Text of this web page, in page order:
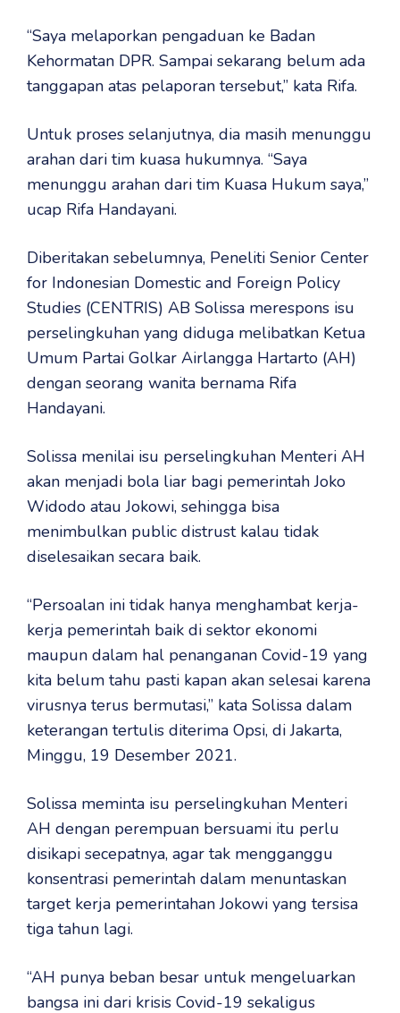
“Saya melaporkan pengaduan ke Badan
Kehormatan DPR. Sampai sekarang belum ada
tanggapan atas pelaporan tersebut,” kata Rifa.
Untuk proses selanjutnya, dia masih menunggu
arahan dari tim kuasa hukumnya. “Saya
menunggu arahan dari tim Kuasa Hukum saya,”
ucap Rifa Handayani.
Diberitakan sebelumnya, Peneliti Senior Center
for Indonesian Domestic and Foreign Policy
Studies (CENTRIS) AB Solissa merespons isu
perselingkuhan yang diduga melibatkan Ketua
Umum Partai Golkar Airlangga Hartarto (AH)
dengan seorang wanita bernama Rifa
Handayani.
Solissa menilai isu perselingkuhan Menteri AH
akan menjadi bola liar bagi pemerintah Joko
Widodo atau Jokowi, sehingga bisa
menimbulkan public distrust kalau tidak
diselesaikan secara baik.
“Persoalan ini tidak hanya menghambat kerja-
kerja pemerintah baik di sektor ekonomi
maupun dalam hal penanganan Covid-19 yang
kita belum tahu pasti kapan akan selesai karena
virusnya terus bermutasi,” kata Solissa dalam
keterangan tertulis diterima Opsi, di Jakarta,
Minggu, 19 Desember 2021.
Solissa meminta isu perselingkuhan Menteri
AH dengan perempuan bersuami itu perlu
disikapi secepatnya, agar tak mengganggu
konsentrasi pemerintah dalam menuntaskan
target kerja pemerintahan Jokowi yang tersisa
tiga tahun lagi.
“AH punya beban besar untuk mengeluarkan
bangsa ini dari krisis Covid-19 sekaligus